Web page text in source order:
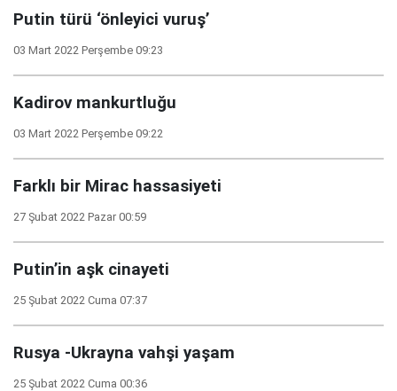
Putin türü ‘önleyici vuruş’
03 Mart 2022 Perşembe 09:23
Kadirov mankurtluğu
03 Mart 2022 Perşembe 09:22
Farklı bir Mirac hassasiyeti
27 Şubat 2022 Pazar 00:59
Putin’in aşk cinayeti
25 Şubat 2022 Cuma 07:37
Rusya -Ukrayna vahşi yaşam
25 Şubat 2022 Cuma 00:36